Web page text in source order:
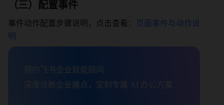
（三）配置事件
事件动作配置步骤说明，点击查看： 页面事件与动作说
明
预约飞书企业效能顾问
深度诊断企业痛点，定制专属 AI 办公方案